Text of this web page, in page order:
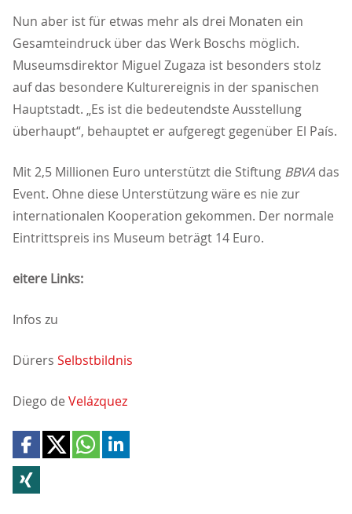
Nun aber ist für etwas mehr als drei Monaten ein
Gesamteindruck über das Werk Boschs möglich.
Museumsdirektor Miguel Zugaza ist besonders stolz
auf das besondere Kulturereignis in der spanischen
Hauptstadt. „Es ist die bedeutendste Ausstellung
überhaupt“, behauptet er aufgeregt gegenüber El País.
Mit 2,5 Millionen Euro unterstützt die Stiftung BBVA das
Event. Ohne diese Unterstützung wäre es nie zur
internationalen Kooperation gekommen. Der normale
Eintrittspreis ins Museum beträgt 14 Euro.
eitere Links:
Infos zu
Dürers Selbstbildnis
Diego de Velázquez